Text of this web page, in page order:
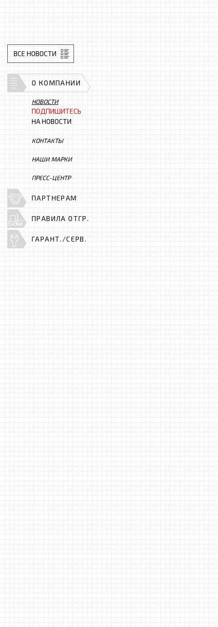
ВСЕ НОВОСТИ
О КОМПАНИИ
НОВОСТИ
ПОДПИШИТЕСЬ
НА НОВОСТИ
КОНТАКТЫ
НАШИ МАРКИ
ПРЕСС-ЦЕНТР
ПАРТНЕРАМ
ПРАВИЛА ОТГР.
ГАРАНТ./СЕРВ.